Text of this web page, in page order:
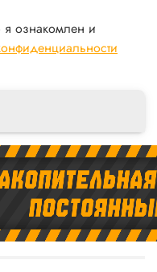
я ознакомлен и